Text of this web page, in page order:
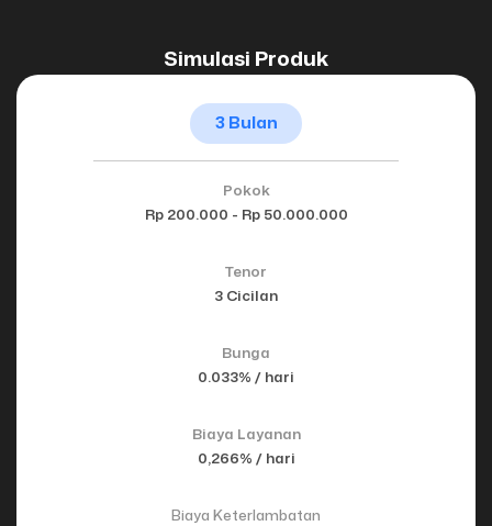
Simulasi Produk
3 Bulan
Pokok
Rp 200.000 - Rp 50.000.000
Tenor
3 Cicilan
Bunga
0.033% / hari
Biaya Layanan
0,266% / hari
Biaya Keterlambatan